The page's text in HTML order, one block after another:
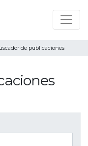
de publicaciones